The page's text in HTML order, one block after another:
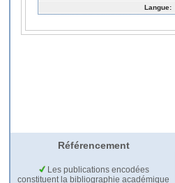
Langue:
Référencement
Les publications encodées
constituent la bibliographie académique